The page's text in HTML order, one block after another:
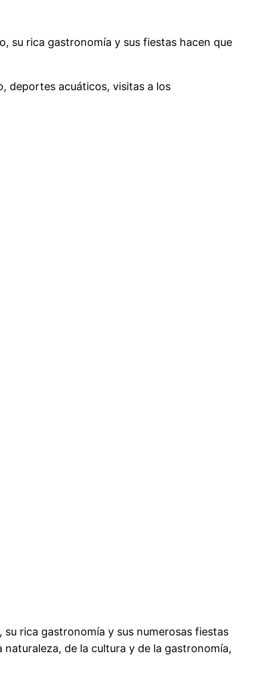
su rica gastronomía y sus fiestas hacen que
deportes acuáticos, visitas a los
rica gastronomía y sus numerosas fiestas
de la cultura y de la gastronomía,